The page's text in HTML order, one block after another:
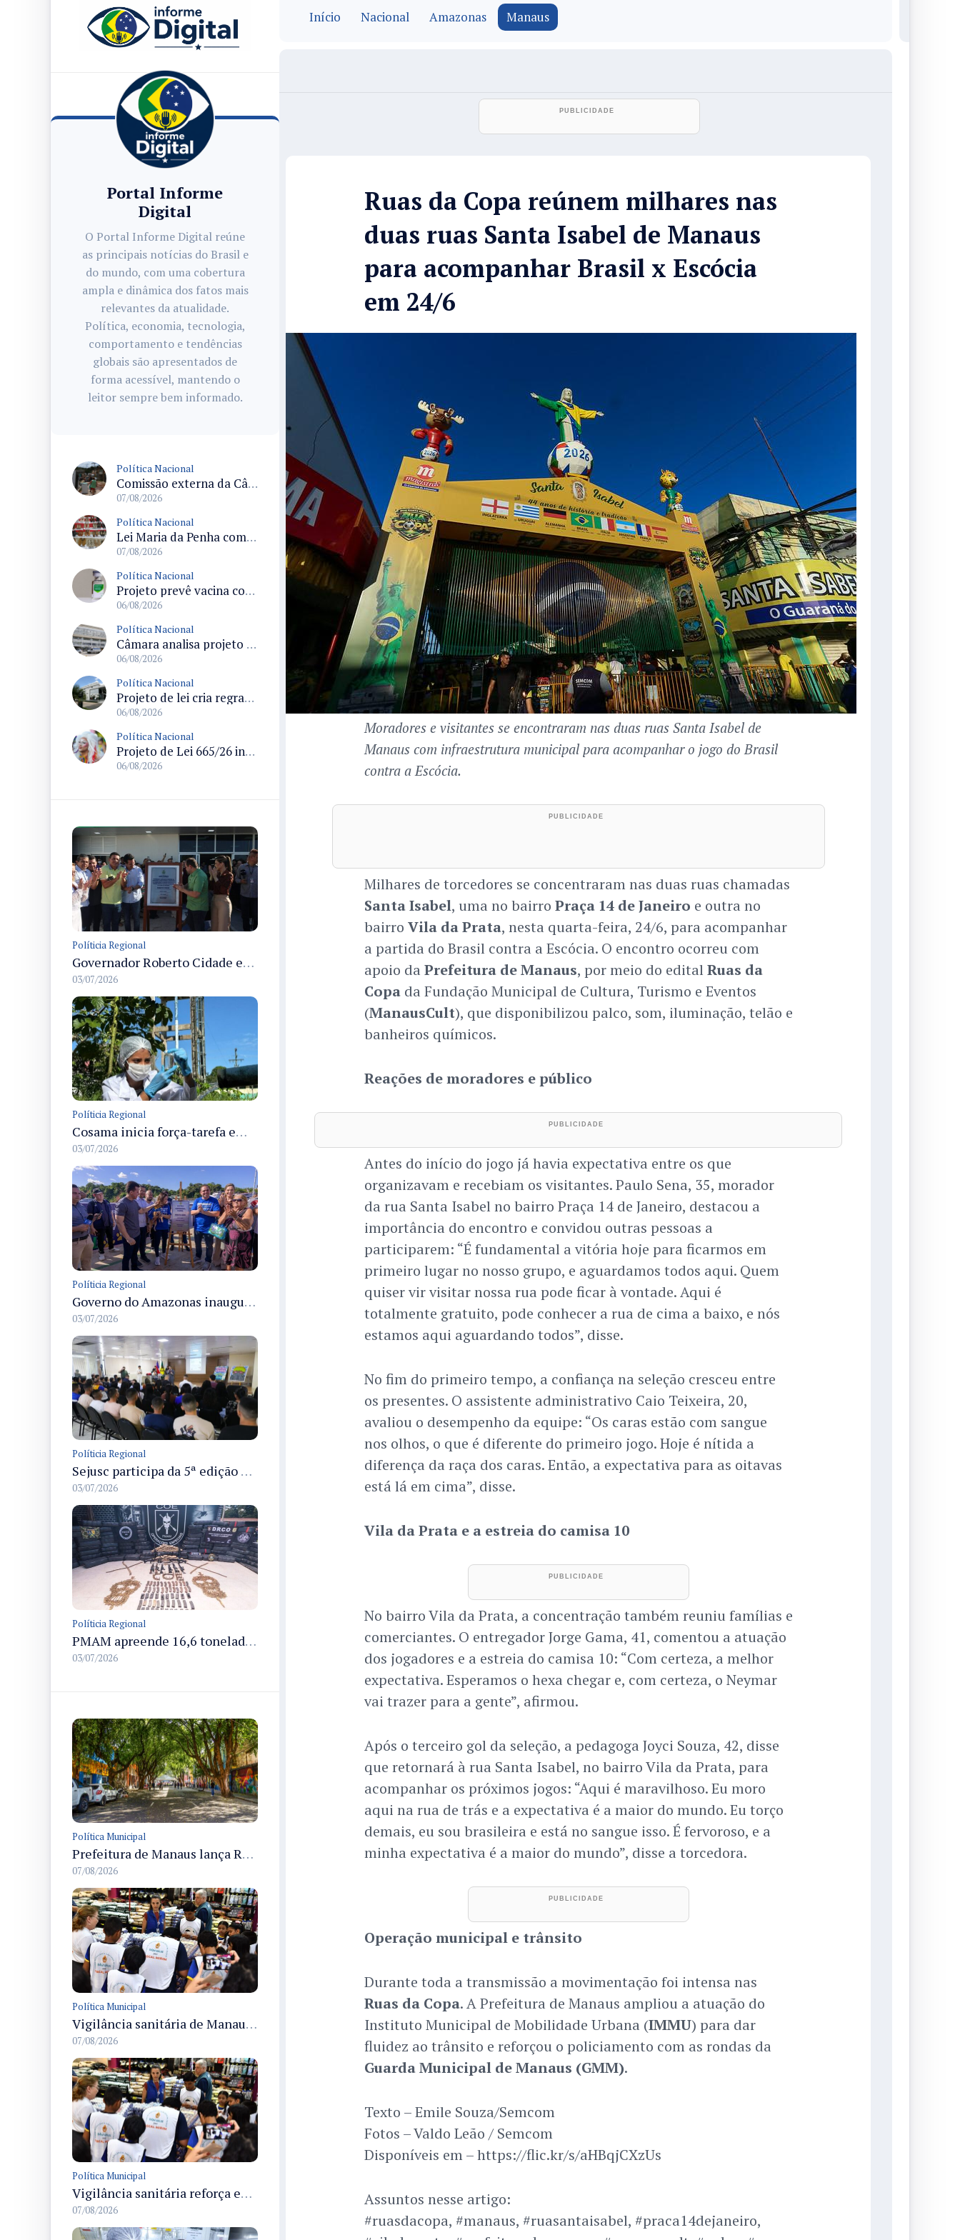
Portal Informe
Digital
O Portal Informe Digital reúne
as principais notícias do Brasil e
do mundo, com uma cobertura
ampla e dinâmica dos fatos mais
relevantes da atualidade.
Política, economia, tecnologia,
comportamento e tendências
globais são apresentados de
forma acessível, mantendo o
leitor sempre bem informado.
Política Nacional
Comissão externa da Câmara convoca audiência pública sobre chuvas na Zona da Mata de Minas Gerais e impactos em Juiz de Fora
07/08/2026
Política Nacional
Lei Maria da Penha completa 20 anos consolidada como norma de proteção e medidas protetivas no Brasil
07/08/2026
Política Nacional
Projeto prevê vacina contra HPV obrigatória e testes moleculares para rastreamento do câncer do colo do útero
06/08/2026
Política Nacional
Câmara analisa projeto que cria Política Nacional de Qualificação e Valorização da Preceptoria na Residência Médica
06/08/2026
Política Nacional
Projeto de lei cria regras para punir litigância abusiva reversa e integrar sistemas do Judiciário
06/08/2026
Política Nacional
Projeto de Lei 665/26 institui política nacional para prevenção ao transfeminicídio e prevê medidas de proteção e reparação
06/08/2026
Políticia Regional
Governador Roberto Cidade entrega readequação do ambulatório da FCecon e amplia capacidade de atendimento oncológico em Manaus
03/07/2026
Políticia Regional
Cosama inicia força-tarefa em Anamã para fortalecer abastecimento de água e segurança hídrica da população
03/07/2026
Políticia Regional
Governo do Amazonas inaugura primeiro Castramóvel Fluvial para atendimento veterinário às comunidades ribeirinhas e castração gratuita
03/07/2026
Políticia Regional
Sejusc participa da 5ª edição do Caminhos Literários com foco na cultura hip-hop nas unidades socioeducativas
03/07/2026
Políticia Regional
PMAM apreende 16,6 toneladas de entorpecentes e registra aumento nas prisões em flagrante e nas capturas de foragidos no primeiro semestre de 2026
03/07/2026
Política Municipal
Prefeitura de Manaus lança Rua Gastronômica preservando as 17 árvores da Ferreira Pena no Centro
07/08/2026
Política Municipal
Vigilância sanitária de Manaus encerra Semana da Vigilância com painel para médicos recém-formados e projeto Fiscal Mirim
07/08/2026
Política Municipal
Vigilância sanitária reforça educação e formação de médicos em Manaus na Semana da Vigilância 2026
07/08/2026
Início Nacional Amazonas Manaus
Ruas da Copa reúnem milhares nas
duas ruas Santa Isabel de Manaus
para acompanhar Brasil x Escócia
em 24/6
Moradores e visitantes se encontraram nas duas ruas Santa Isabel de
Manaus com infraestrutura municipal para acompanhar o jogo do Brasil
contra a Escócia.
Milhares de torcedores se concentraram nas duas ruas chamadas
Santa Isabel, uma no bairro Praça 14 de Janeiro e outra no
bairro Vila da Prata, nesta quarta-feira, 24/6, para acompanhar
a partida do Brasil contra a Escócia. O encontro ocorreu com
apoio da Prefeitura de Manaus, por meio do edital Ruas da
Copada Fundação Municipal de Cultura, Turismo e Eventos
(ManausCult), que disponibilizou palco, som, iluminação, telão e
banheiros químicos.
Reações de moradores e público
Antes do início do jogo já havia expectativa entre os que
organizavam e recebiam os visitantes. Paulo Sena, 35, morador
da rua Santa Isabel no bairro Praça 14 de Janeiro, destacou a
importância do encontro e convidou outras pessoas a
participarem: “É fundamental a vitória hoje para ficarmos em
primeiro lugar no nosso grupo, e aguardamos todos aqui. Quem
quiser vir visitar nossa rua pode ficar à vontade. Aqui é
totalmente gratuito, pode conhecer a rua de cima a baixo, e nós
estamos aqui aguardando todos”, disse.
No fim do primeiro tempo, a confiança na seleção cresceu entre
os presentes. O assistente administrativo Caio Teixeira, 20,
avaliou o desempenho da equipe: “Os caras estão com sangue
nos olhos, o que é diferente do primeiro jogo. Hoje é nítida a
diferença da raça dos caras. Então, a expectativa para as oitavas
está lá em cima”, disse.
Vila da Prata e a estreia do camisa 10
No bairro Vila da Prata, a concentração também reuniu famílias e
comerciantes. O entregador Jorge Gama, 41, comentou a atuação
dos jogadores e a estreia do camisa 10: “Com certeza, a melhor
expectativa. Esperamos o hexa chegar e, com certeza, o Neymar
vai trazer para a gente”, afirmou.
Após o terceiro gol da seleção, a pedagoga Joyci Souza, 42, disse
que retornará à rua Santa Isabel, no bairro Vila da Prata, para
acompanhar os próximos jogos: “Aqui é maravilhoso. Eu moro
aqui na rua de trás e a expectativa é a maior do mundo. Eu torço
demais, eu sou brasileira e está no sangue isso. É fervoroso, e a
minha expectativa é a maior do mundo”, disse a torcedora.
Operação municipal e trânsito
Durante toda a transmissão a movimentação foi intensa nas
Ruas da Copa. A Prefeitura de Manaus ampliou a atuação do
Instituto Municipal de Mobilidade Urbana (IMMU) para dar
fluidez ao trânsito e reforçou o policiamento com as rondas da
Guarda Municipal de Manaus (GMM).
Texto – Emile Souza/Semcom
Fotos – Valdo Leão / Semcom
Disponíveis em – https://flic.kr/s/aHBqjCXzUs
Assuntos nesse artigo:
#ruasdacopa, #manaus, #ruasantaisabel, #praca14dejaneiro,